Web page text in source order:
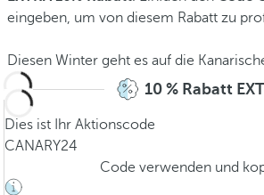
eingeben, um von diesem Rabatt zu
Diesen Winter geht es auf die
10 % Rabatt
Dies ist Ihr Aktionscode
CANARY24
Code verwenden und